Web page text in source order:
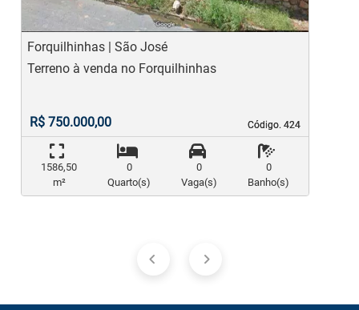
Forquilhinhas | São José
Código. 424
Código. 424
Terreno à venda no Forquilhinhas
R$ 750.000,00
1586,50
m²
0
Quarto(s)
0
Vaga(s)
0
Banho(s)